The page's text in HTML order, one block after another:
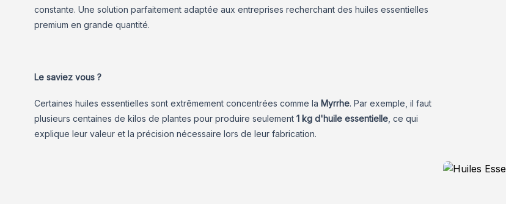
constante. Une solution parfaitement adaptée aux entreprises recherchant des huiles essentielles
premium en grande quantité.
Le saviez vous ?
Certaines huiles essentielles sont extrêmement concentrées comme la Myrrhe. Par exemple, il faut
plusieurs centaines de kilos de plantes pour produire seulement 1 kg d'huile essentielle , ce qui
explique leur valeur et la précision nécessaire lors de leur fabrication.